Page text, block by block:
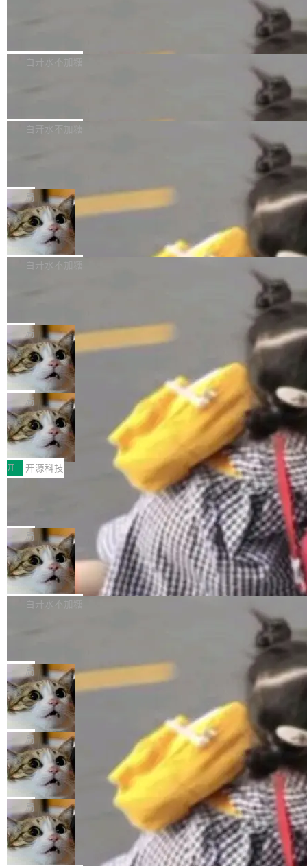
自研的多个文生3D和...
整性保护。效果是：吞吐量提升 41%，每 token
让语音识别不再只是听清，而是真正听懂。通过
w 不要求标准普通话，方言识别覆盖粤语、吴语
新和少量网页兼容性修复版本。 Changes/fixe
容提供的字体时出现的几个问题 为避免音频加
质的最低采样率）的音频格式将被拒绝 修复了 C
SS 圆角虚线样式中可能存在的问题 如果表单中
的图像元素不在同一个子树中，则它们将不再关
联 加...
白开水不加糖
发布的 Release Notes，他利用 AI 工具（如 Co
最强的若干项。对于尚未正式发版的 PG 19，则
通过拉取过去一年内（从 PG 18 Beta1 时间点
至今）的所有 commit，同样交由 AI 分析提炼。
经过人工复核，准确度令人满意。这一方法也为
社区爱好者提供了高效跟踪新版本的思路。
白开水不加糖
维护工作一直与我的日常工作、家务、社交生活
和休闲娱乐竞争时间。" 这是 libexpat 维护者 S
ebastian Pipping 写在博客里的话。8 月 4 日，
他宣布了一个新消息：从 2026 年 8 月 1 日起，
他可以全职维护 libexpat 了，最长 6 个月。发
库之一。你的操作系统、浏览器、无数的基础设
施软件，很可能都在用它。而过去十年，维护它
的人一直在用业余...
局
Firefox 153.0.3 发布
Firefox 153.0.3 现已发布，具体更新内容如
下： New Smart Window 包含多项增强功能：
gi?id=2019042">Bug&nbsp;2019042</a>）</l
i> <li>现在，助手可以直接使用 Exa 的网络搜索
结果回答问题，而无需将问题转交给搜索引擎。
（<a href="https://bugzilla.mozilla.org/show_
bug.cgi?id=204...
白开水不加糖
的 npm 包。项目的核心论点是：容器不适合 Ag
ent 计算。真正适合的，是 Isolate。 Cloudflare
工程师在这件事上没什么可谦虚的——他们用 W
orkers 跑了十年 Isolate。用 CEO Matthew Pri
nce 的话说：「我们一生都在用 Isolate 运行代
码，而 AI Agent 不需要容器，它们需要的是 Iso
late。」 容器为什么不合适 容器的问题在于启动
和销毁都太重了。一个 Agent 要执行的任务可能
只需要几毫秒的 CPU 时间，但容器从冷启动到
就绪要花数秒。如果未来有十...
局
OpenAI 公开邮件和聊天记录回应苹果
诉讼，称“Apple is getting this wron
g”
上个月，苹果一纸诉状把 OpenAI 告上法庭，指
控其挖角苹果前员工并窃取商业秘密。苹果的诉
状把 OpenAI 描述成一个系统性地从前东家挖
人、套取机密信息的对手。 OpenAI 没发律师
函，也没选择庭外沉默。它在官网贴了一篇博
文，标题只有六个字：Apple is getting this wro
ng。 然后，它把邮件往来和 iMessage 聊天记
录全贴了出来。 他发错人了 苹果外部律师 Gabr
iel Gross 来自 Weil 律所，2 月 23 日下午 5:53
给 OpenAI 总法律顾问 Che Chang 发了封邮
件，附了一封长信，要求 OpenAI 配合调查前苹
果员工带走机密信...
局
HUAWEI MatePad Edge上架WorkBu
ddy鸿蒙PC版，说话就能干活的AI办公
搭子
全能AI工作台WorkBuddy鸿蒙PC版上架HUAWE
I MatePad Edge应用市场，直接下载即可使
用，与鸿蒙电脑上的体验一致。值得一提的是，
这是目前市面上唯一支持平板接入WorkBuddy P
C版的产品，搭载“人机双写”重磅功能——你写
你的，AI写AI的，同屏协作互不干扰。一句话让
AI帮你干活，现在开启全新体验！ 温馨提示：
体验WorkBuddy鸿蒙PC版前，请将 HUAWEI M
atePad Edge 升级至 HarmonyOS 6.1.0.135S
P9 patch03及以上版本。 *升级路径：设置 > 搜
开 开源科技
FFmpeg 9.0 发布：代号“Lei”，以此纪
全球知名开源多媒体框架 FFmpeg 今天正式发
布了 9.0 版本。这个版本除了带来新一代音视频
处理能力和硬件加速支持之外，还有一个特殊之
处：FFmpeg 9.0 的代号是“Lei”。 这个名字，
来自中国开发者雷霄骅（Lei Xiaohua）。 对于
很多中国音视频开发者而言，这个名字并不陌
“启蒙老师”。 而今年，恰好是雷霄骅离世十周
年。FFmpeg 社区最终选择用一个大版本的名
字，留下了这份纪念。 雷霄骅曾是中国传媒大学
数字电视技术方向的博士生，长期从事视频、音
频技...
局
亚马逊成本失控：AI 写代码烧掉 1215
万元，超预算 860%
外媒近日曝光了亚马逊的多份内部报告显示，AI
导致公司在多个项目上超支。《金融时报》报道
编写程序，目标是完成电商平台作者信息与商品
列表的数据匹配 —— 一项常规的数据处理任
务，最终却产生了 180 万美元的账单，实际支出
超出原定预算 860%。 更令人意外的是，该项目
最终并未成功落地，而高额算力消耗持续运行长
达 5 个月，公司直到财务对账时才察觉异常。这
意味着一个无人看管的 AI 程序，在近半年时间
里日夜不停地"烧钱"。 复盘显示，...
白开水不加糖
e CEO Clément Delangue 在 CNBC 的采访里
没有拐弯抹角。他说中国正在赢得 AI 竞赛，而
且按目前的速度，中国 AI 工具预计在今年底或
2027 年就能追上美国前沿实验室的水平。 Dela
ngue 把原因归结为一件事：开放协作。中国的
AI 开发者在一个共享和协作的生态里加速迭代，
而美国模型厂商在"闭门造车"。他的原话是 "buil
ding in silos"——各自为战，互不通气。 这个判
断从他嘴里说出来分量不同。Hugging Face 是
全球最大的开源 AI 平台，上面跑着上百万个模
型。谁在开源赛道上领先，...
局
当 AI agent 把源码变成了最好的扩展系
统，开发者工具必须开源
五年前，David Crawshaw 问过很多软件工程师
一个问题：你写过什么给自己用的程序？答案几
乎都是没有。工程师们整天用别人写的程序写程
序给别人用。偶尔有人自己写个博客系统、智能
家居控制、家庭实验室，都算稀奇事。 Crawsh
aw 是 Shelley 的作者，一个开源 AI coding age
nt。他最近在博客上写了一篇文章，核心论点很
简单：开发者工具必须开源。 理由不是传统的自
由软件情怀，而是一个跟 AI agent 直接相关的
局
DeepSeek Harness 宣布内测邀请，全
网最大规模开源 Agent 路演现场诞生
一条内测招募帖，发出去的时候大概没人想到它
会变成一场开源 Agent 生态的路演。 8月1日，
DeepSeek Harness 团队负责人崔添翼（tiany
i）在 X 上发帖： 「如果你是 Agent Harness 相
关开源项目的开发者，希望参加 DeepSeek Har
局
商汤 SenseNova U1.5-Lite-Preview
开源
商汤科技宣布面向社区开源轻量级统一多模态模